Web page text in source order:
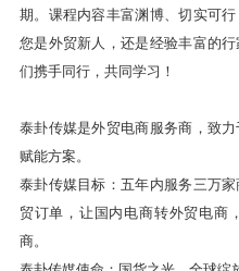
期。课程内容丰富渊博、切实可
您是外贸新人，还是经验丰富的
们携手同行，共同学习！
泰卦传媒是外贸电商服务商，致
赋能方案。
泰卦传媒目标：五年内服务三万
贸订单，让国内电商转外贸电商
商。